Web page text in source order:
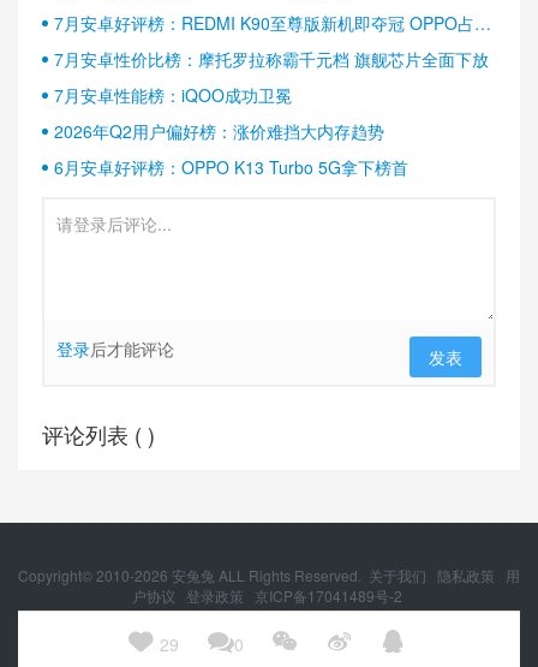
 29 0   
7月安卓好评榜：REDMI K90至尊版新机即夺冠 OPPO占据
半壁江山
7月安卓性价比榜：摩托罗拉称霸千元档 旗舰芯片全面下放
7月安卓性能榜：iQOO成功卫冕
2026年Q2用户偏好榜：涨价难挡大内存趋势
6月安卓好评榜：OPPO K13 Turbo 5G拿下榜首
登录后才能评论 发表
评论列表 ( )
Copyright© 2010-2026 安兔兔 ALL Rights Reserved. 关于我们 隐私政策
用
户协议
登录政策
京ICP备17041489号-2
京公网安备 11010502054377号